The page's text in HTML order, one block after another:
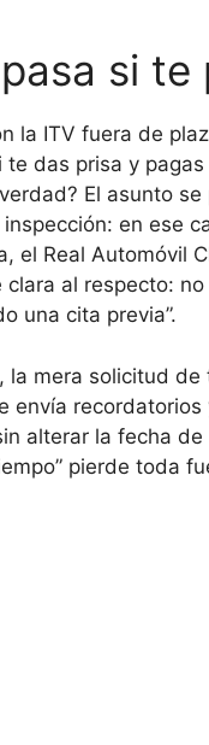
si
la ITV fuera de
te das prisa y
El asunto
en ese
el Real Automóvil
clara al respecto:
una cita previa”.
la mera solicitud
envía
alterar la fecha
pierde toda